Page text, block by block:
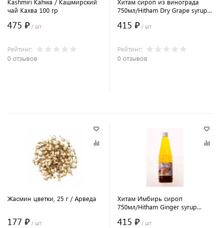
Kashmiri Kahwa / Кашмирский
чай Кахва 100 гр
475 ₽ / шт
Рейтинг:
0 отзывов
Хитам сироп из винограда
750мл/Hitham Dry Grape syrup
415 ₽ / шт
Рейтинг:
0 отзывов
Жасмин цветки, 25 г / Арведа
177 ₽ / шт
Хитам Имбирь сироп
750мл/Hitham Ginger syrup
415 ₽ / шт